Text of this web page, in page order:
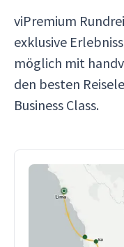
viPremium
exklusive
möglich mit
den besten
Business Class.